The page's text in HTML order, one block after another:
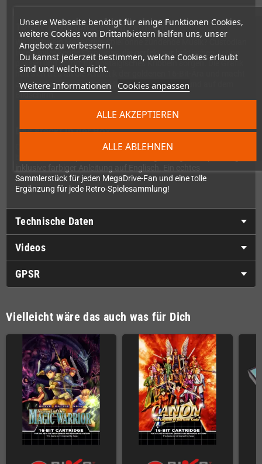
Unsere Webseite benötigt für einige Funktionen Cookies,
weitere Cookies von Drittanbietern helfen uns, unser
Angebot zu verbessern.
Du kannst jederzeit bestimmen, welche Cookies erlaubt
sind und welche nicht.
Weitere Informationen Cookies anpassen
ALLE ABLEHNEN
ALLE AKZEPTIEREN
16-Bit-Atmosphäre vom Feinsten
Was wäre ein MegaDrive-Spiel ohne zündende Musik? Custodian
liefert mitreißende Chiptunes, die perfekt zur hektischen Action
passen und sofort für nostalgisches Kribbeln sorgen. Die Grafik
hält sich treu an die Ästhetik der goldenen 16-Bit-Ära und macht
das Spiel zu einem echten Hingucker im Regal – und auf dem
Bildschirm.
Das steckt in der Box
Custodian wird als vollwertiges physisches Produkt geliefert: Du
Sammlerstück für jeden MegaDrive-Fan und eine tolle
Ergänzung für jede Retro-Spielesammlung!
Technische Daten
Videos
GPSR
Vielleicht wäre das auch was für Dich